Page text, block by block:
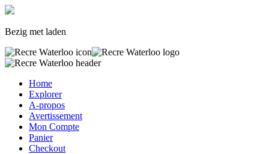
Bezig met laden
Home
Explorer
A-propos
Avertissement
Mon Compte
Panier
Checkout